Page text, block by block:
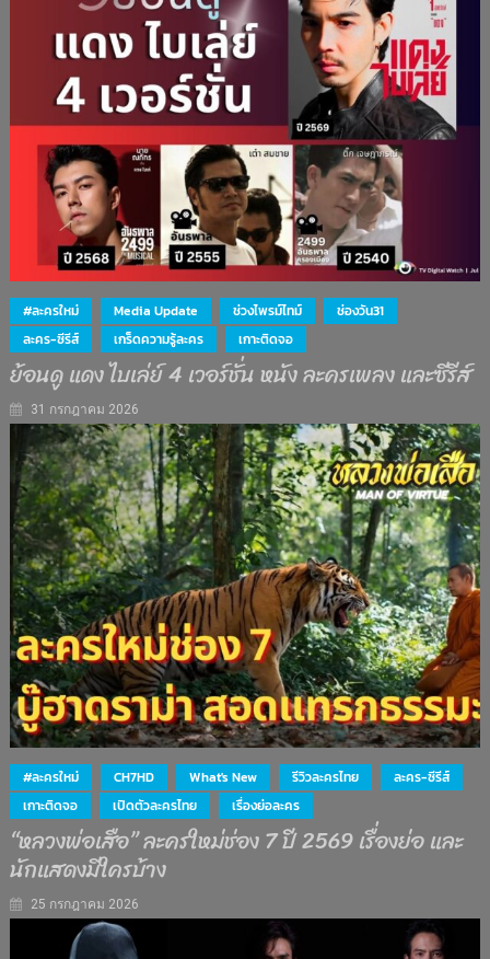
#ละครใหม่ Media Update ช่วงไพรม์ไทม์
ช่องวัน31
ละคร-ซีรีส์
เกร็ดความรู้ละคร เกาะติดจอ
ย้อนดู แดง ไบเล่ย์ 4 เวอร์ชั่น หนัง ละครเพลง และซีรีส์
31 กรกฎาคม 2026
#ละครใหม่ CH7HD What's New รีวิวละครไทย
ละคร-ซีรีส์
เกาะติดจอ
เปิดตัวละครไทย เรื่องย่อละคร
“หลวงพ่อเสือ” ละครใหม่ช่อง 7 ปี 2569 เรื่องย่อ และ
นักแสดงมีใครบ้าง
25 กรกฎาคม 2026